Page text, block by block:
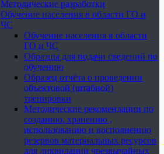
Методические разработки
Обучение населения в области ГО и
ЧС
Обучение населения в области
ГО и ЧС
Образцы для подачи сведений по
обучению
Образец отчёта о проведении
объектовой (штабной)
тренировки
Методические рекомендации по
созданию, хранению ,
использованию и восполнению
резервов материальных ресурсов
для ликвидации чрезвычайных